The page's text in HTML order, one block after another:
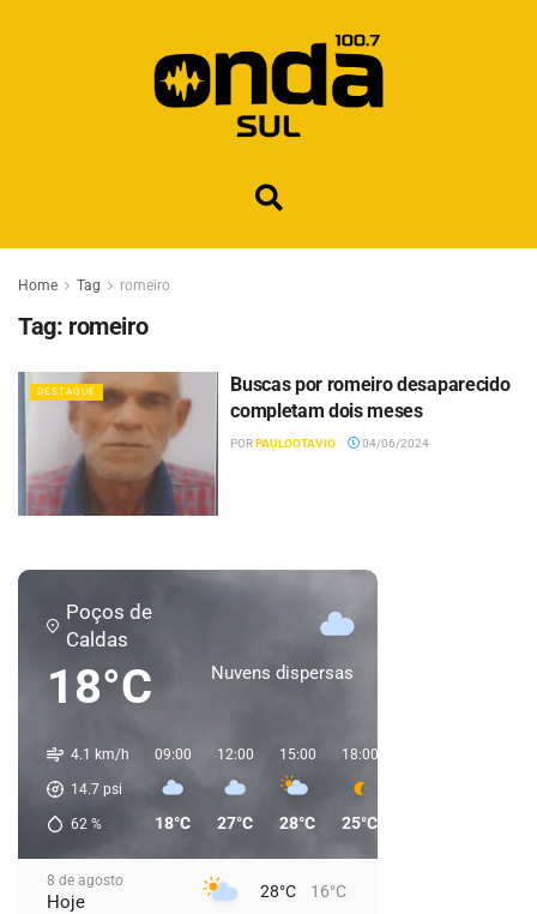
Home Tag romeiro
Tag: romeiro
DESTAQUE
Buscas por romeiro desaparecido
completam dois meses
PORPAULOOTAVIO 04/06/2024
Poços de
Caldas
18°C Nuvens dispersas
4.1 km/h
14.7 psi
62 %
09:00
18°C
12:00
27°C
15:00
28°C
18:00
25°C
8 de agosto
Hoje 28°C 16°C